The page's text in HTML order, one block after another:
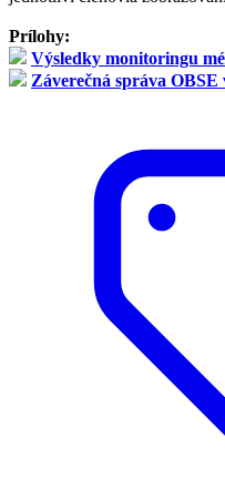
Prílohy:
Výsledky monitoringu
Záverečná správa OBSE